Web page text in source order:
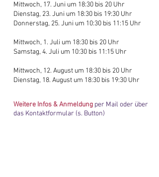
Mittwoch, 17. Juni um 18:30 bis 20 Uhr
Dienstag, 23. Juni um 18:30 bis 19:30 Uhr
Donnerstag, 25. Juni um 10:30 bis 11:15 Uhr
Mittwoch, 1. Juli um 18:30 bis 20 Uhr
Samstag, 4. Juli um 10:30 bis 11:15 Uhr
Mittwoch, 12. August um 18:30 bis 20 Uhr
Dienstag, 18. August um 18:30 bis 19:30 Uhr
Weitere Infos &Anmeldung per Mail oder über
das Kontaktformular (s. Button)